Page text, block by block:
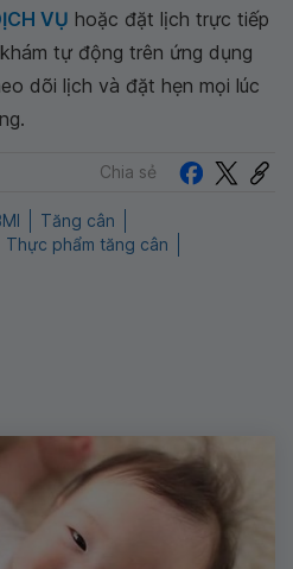
VỤ hoặc đặt lịch trực tiếp
tự động trên ứng dụng
dõi lịch và đặt hẹn mọi lúc
Chia sẻ
Tăng cân
Thực phẩm tăng cân